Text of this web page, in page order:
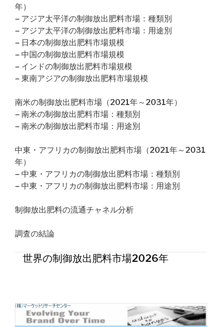
年）
– アジア太平洋の制御放出肥料市場：種類別
– アジア太平洋の制御放出肥料市場：用途別
– 日本の制御放出肥料市場規模
– 中国の制御放出肥料市場規模
– インドの制御放出肥料市場規模
– 東南アジアの制御放出肥料市場規模
南米の制御放出肥料市場（2021年～2031年）
– 南米の制御放出肥料市場：種類別
– 南米の制御放出肥料市場：用途別
中東・アフリカの制御放出肥料市場（2021年～2031
年）
– 中東・アフリカの制御放出肥料市場：種類別
– 中東・アフリカの制御放出肥料市場：用途別
制御放出肥料の流通チャネル分析
調査の結論
世界の制御放出肥料市場2026年